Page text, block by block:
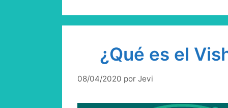
¿Qué es el
08/04/2020 por Jevi